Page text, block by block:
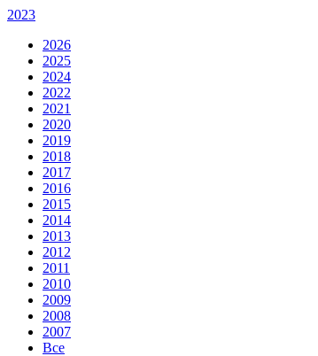
2023
2026
2025
2024
2022
2021
2020
2019
2018
2017
2016
2015
2014
2013
2012
2011
2010
2009
2008
2007
Все